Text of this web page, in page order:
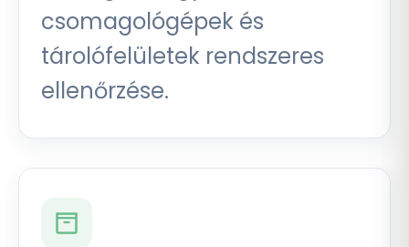
csomagológépek és
tárolófelületek rendszeres
ellenőrzése.